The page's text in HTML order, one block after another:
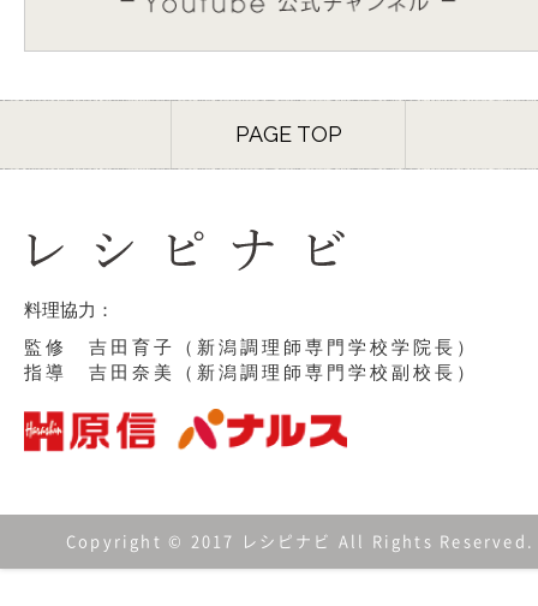
PAGE TOP
料理協力：
監修 吉田育子（新潟調理師専門学校学院長）
指導 吉田奈美（新潟調理師専門学校副校長）
Copyright © 2017 レシピナビ All Rights Reserved.